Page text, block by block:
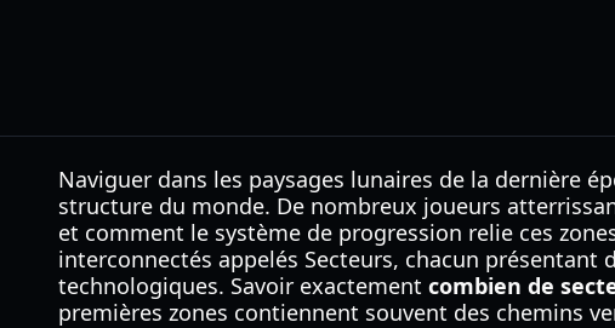
Naviguer dans les paysages lunaires de la dernière
structure du monde. De nombreux joueurs
et comment le système de progression relie ces
interconnectés appelés Secteurs, chacun
technologiques. Savoir exactement combien de
premières zones contiennent souvent des chemins